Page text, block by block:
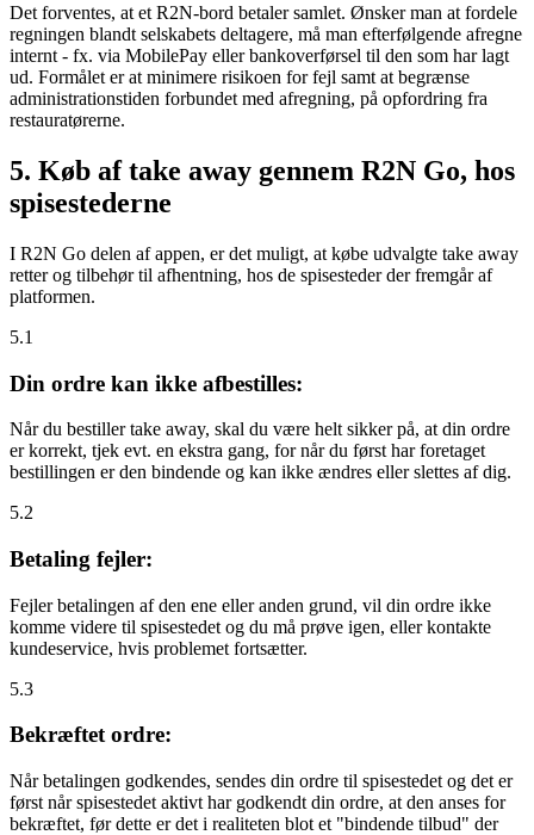
Det forventes, at et R2N-bord betaler samlet. Ønsker man at fordele
regningen blandt selskabets deltagere, må man efterfølgende afregne
internt - fx. via MobilePay eller bankoverførsel til den som har lagt
ud. Formålet er at minimere risikoen for fejl samt at begrænse
administrationstiden forbundet med afregning, på opfordring fra
restauratørerne.
5. Køb af take away gennem R2N Go, hos
spisestederne
I R2N Go delen af appen, er det muligt, at købe udvalgte take away
retter og tilbehør til afhentning, hos de spisesteder der fremgår af
platformen.
5.1
Din ordre kan ikke afbestilles:
Når du bestiller take away, skal du være helt sikker på, at din ordre
er korrekt, tjek evt. en ekstra gang, for når du først har foretaget
bestillingen er den bindende og kan ikke ændres eller slettes af dig.
5.2
Betaling fejler:
Fejler betalingen af den ene eller anden grund, vil din ordre ikke
komme videre til spisestedet og du må prøve igen, eller kontakte
kundeservice, hvis problemet fortsætter.
5.3
Bekræftet ordre:
Når betalingen godkendes, sendes din ordre til spisestedet og det er
først når spisestedet aktivt har godkendt din ordre, at den anses for
bekræftet, før dette er det i realiteten blot et "bindende tilbud" der